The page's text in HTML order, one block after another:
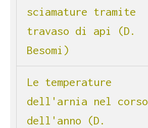
sciamature tramite
travaso di api (D.
Besomi)
Le temperature
dell'arnia nel corso
dell'anno (D.